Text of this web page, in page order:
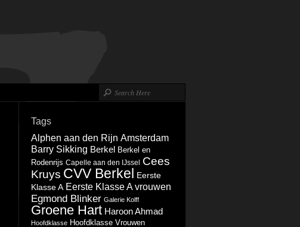
Tags
Alphen aan den Rijn Amsterdam
Barry Sikking Berkel Berkel en
Rodenrijs Capelle aan den IJssel
Cees
Kruys CVV Berkel Eerste
Klasse A Eerste Klasse A vrouwen
Egmond Blinker Galerie Kolff
Groene Hart Haroon Ahmad
Hoofdklasse Hoofdklasse Vrouwen